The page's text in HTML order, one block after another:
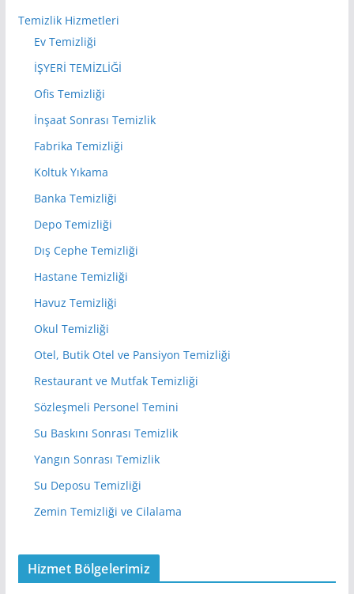
Temizlik Hizmetleri
Ev Temizliği
İŞYERİ TEMİZLİĞİ
Ofis Temizliği
İnşaat Sonrası Temizlik
Fabrika Temizliği
Koltuk Yıkama
Banka Temizliği
Depo Temizliği
Dış Cephe Temizliği
Hastane Temizliği
Havuz Temizliği
Okul Temizliği
Otel, Butik Otel ve Pansiyon Temizliği
Restaurant ve Mutfak Temizliği
Sözleşmeli Personel Temini
Su Baskını Sonrası Temizlik
Yangın Sonrası Temizlik
Su Deposu Temizliği
Zemin Temizliği ve Cilalama
Hizmet Bölgelerimiz